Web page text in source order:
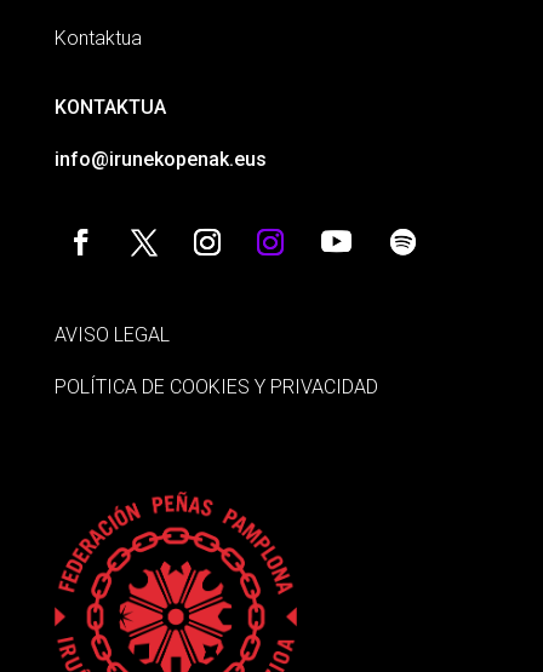
Kontaktua
KONTAKTUA
info@irunekopenak.eus
AVISO LEGAL
POLÍTICA DE COOKIES Y PRIVACIDAD